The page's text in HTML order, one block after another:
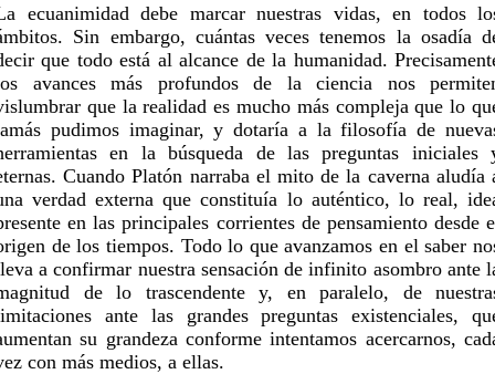
ecuanimidad debe marcar nuestras vidas, en todos
Sin embargo, cuántas veces tenemos la osadía
que todo está al alcance de la humanidad.
avances más profundos de la ciencia nos
que la realidad es mucho más compleja que lo
pudimos imaginar, y dotaría a la filosofía de
en la búsqueda de las preguntas iniciales
Cuando Platón narraba el mito de la caverna aludía
verdad externa que constituía lo auténtico, lo real,
en las principales corrientes de pensamiento desde
de los tiempos. Todo lo que avanzamos en el saber
a confirmar nuestra sensación de infinito asombro ante
de lo trascendente y, en paralelo, de
ante las grandes preguntas existenciales,
su grandeza conforme intentamos acercarnos,
con más medios, a ellas.